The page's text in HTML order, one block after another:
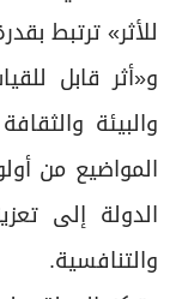
للأثر» ترتبط
و«أثر قابل
والبيئة
المواضيع من
الدولة إلى
والتنافسية.